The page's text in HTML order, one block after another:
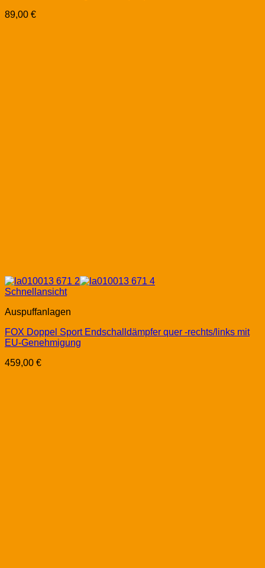
89,00 €
Schnellansicht
Auspuffanlagen
FOX Doppel Sport Endschalldämpfer quer -rechts/links mit
EU-Genehmigung
459,00 €